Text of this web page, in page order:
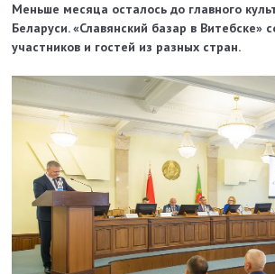
Меньше месяца осталось до главного
Беларуси. «Славянский базар в Витебске»
участников и гостей из разных стран.